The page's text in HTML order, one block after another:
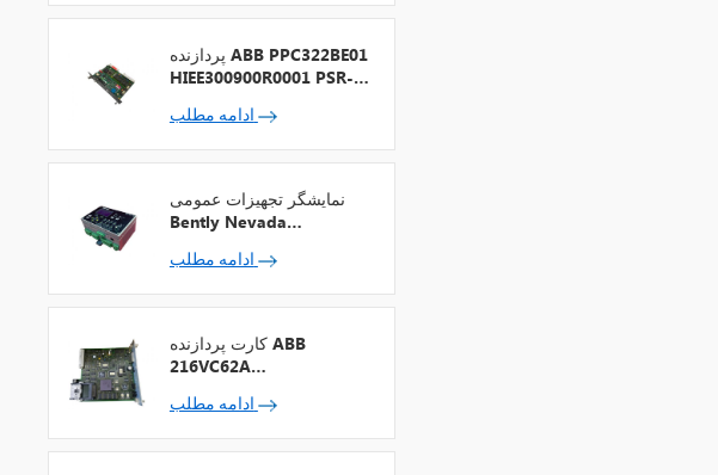
پردازنده ABB PPC322BE01
HIEE300900R0001 PSR-2
نمایشگر تجهیزات عمومی
Bently Nevada
00
کارت پردازنده ABB
216VC62A